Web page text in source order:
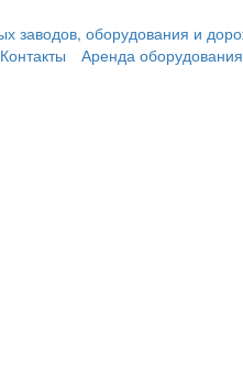
Контакты Аренда оборудования